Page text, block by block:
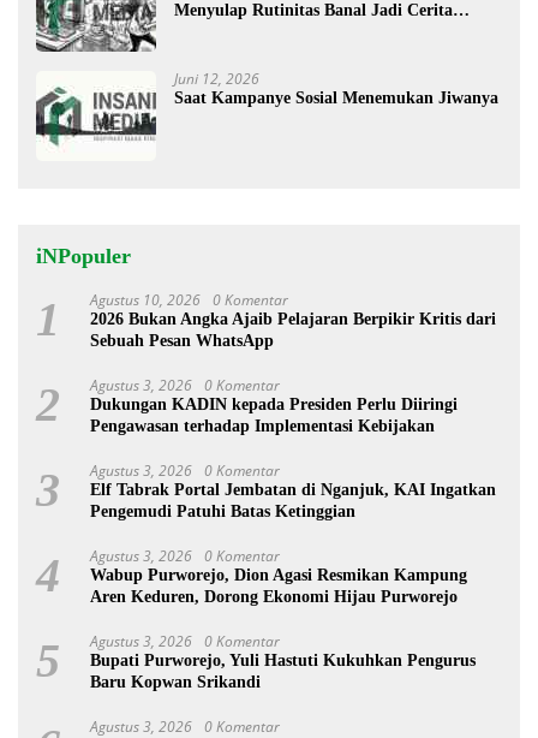
Menyulap Rutinitas Banal Jadi Cerita
Juni 12, 2026
Saat Kampanye Sosial Menemukan Jiwanya
iNPopuler
1 Agustus 10, 2026 0 Komentar
2026 Bukan Angka Ajaib Pelajaran Berpikir Kritis dari
Sebuah Pesan WhatsApp
2 Agustus 3, 2026 0 Komentar
Dukungan KADIN kepada Presiden Perlu Diiringi
Pengawasan terhadap Implementasi Kebijakan
3 Agustus 3, 2026 0 Komentar
Elf Tabrak Portal Jembatan di Nganjuk, KAI Ingatkan
Pengemudi Patuhi Batas Ketinggian
4 Agustus 3, 2026 0 Komentar
Wabup Purworejo, Dion Agasi Resmikan Kampung
Aren Keduren, Dorong Ekonomi Hijau Purworejo
5 Agustus 3, 2026 0 Komentar
Bupati Purworejo, Yuli Hastuti Kukuhkan Pengurus
Baru Kopwan Srikandi
Agustus 3, 2026 0 Komentar